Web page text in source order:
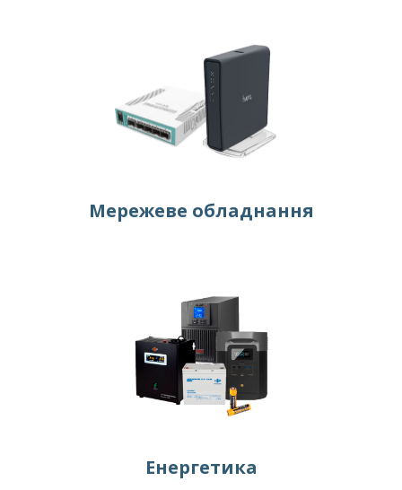
Мережеве обладнання
Енергетика